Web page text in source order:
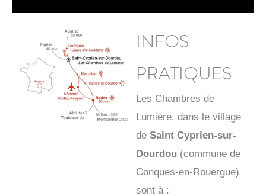
INFOS
PRATIQUES
Les Chambres de
Lumière, dans le village
de Saint Cyprien-sur-
Dourdou(commune de
Conques-en-Rouergue)
sont à :